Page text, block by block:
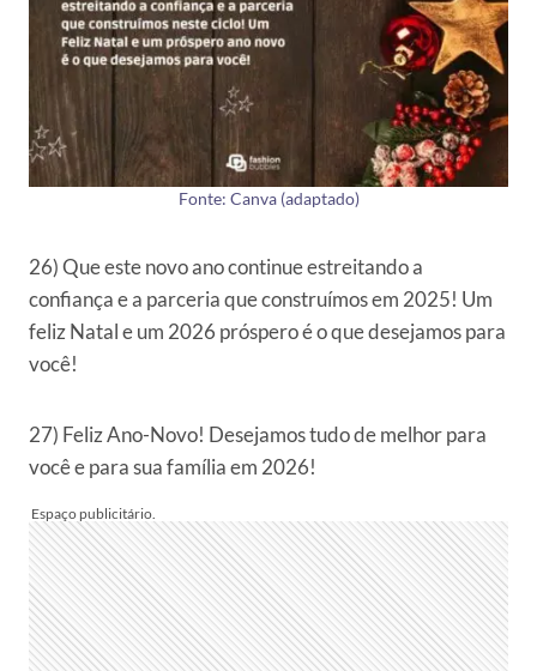
Fonte: Canva (adaptado)
26) Que este novo ano continue estreitando a
confiança e a parceria que construímos em 2025! Um
feliz Natal e um 2026 próspero é o que desejamos para
você!
27) Feliz Ano-Novo! Desejamos tudo de melhor para
você e para sua família em 2026!